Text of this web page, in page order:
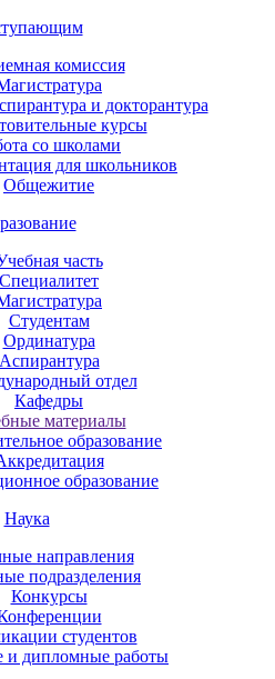
комиссия
и докторантура
курсы
со школами
для школьников
Общежитие
часть
Специалитет
Студентам
Ординатура
Аспирантура
отдел
Кафедры
материалы
образование
образование
Наука
направления
подразделения
Конкурсы
студентов
и дипломные работы